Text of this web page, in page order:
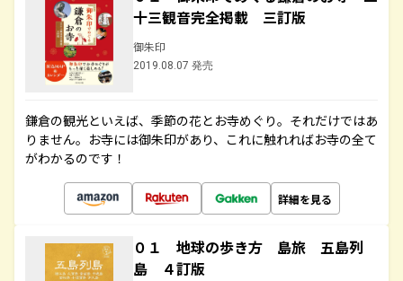
十三観音完全掲載 三訂版
御朱印
2019.08.07 発売
鎌倉の観光といえば、季節の花とお寺めぐり。それだけではあ
りません。お寺には御朱印があり、これに触れればお寺の全て
がわかるのです！
詳細を見る
０１ 地球の歩き方 島旅 五島列
島 ４訂版